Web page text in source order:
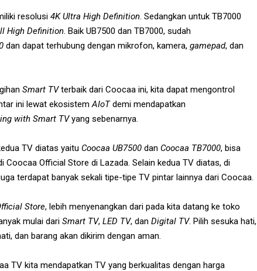
resolusi 4K Ultra High Definition. Sedangkan untuk TB7000
High Definition. Baik UB7500 dan TB7000, sudah
dan dapat terhubung dengan mikrofon, kamera, gamepad, dan
Smart TVterbaik dari Coocaa ini, kita dapat mengontrol
ini lewat ekosistem AIoTdemi mendapatkan
with Smart TVyang sebenarnya.
TV diatas yaitu Coocaa UB7500 dan Coocaa TB7000, bisa
Coocaa Official Store di Lazada. Selain kedua TV diatas, di
terdapat banyak sekali tipe-tipe TV pintar lainnya dari Coocaa.
Store, lebih menyenangkan dari pada kita datang ke toko
mulai dari Smart TV, LED TV, dan Digital TV. Pilih sesuka hati,
dan barang akan dikirim dengan aman.
TV kita mendapatkan TV yang berkualitas dengan harga